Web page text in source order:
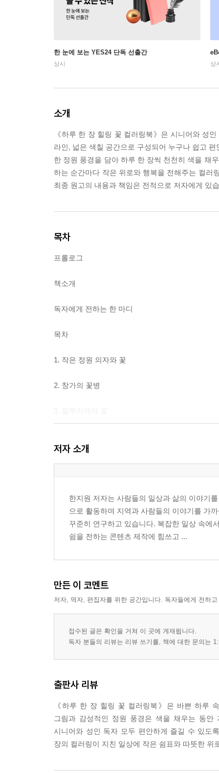
한 눈에 보는 YES24 단독 선출간
상시 상
소개
《하루 한 장 힐링 꽃 컬러링북》은 시니어와 성
라인, 넓은 색칠 공간으로 구성되어 누구나 쉽고
한 정원 풍경을 담아 하루 한 장씩 천천히 색을 채
하는 순간마다 작은 위로와 행복을 전해주는 컬러
최종 원고의 내용과 책임은 전적으로 저자에게 있
목차
프롤로그
책소개
독자에게 전하는 한 마디
목차
1. 작은 정원 의자와 꽃
2. 창가의 꽃병
5. 정원 울타리와 화분
7. 햇살 아래 꽃화분
8. 꽃과 작은 새집
10. 꽃길 산책 풍경
11. 여름 해바라기
12. 가을 국화
14. 봄 수선화
15. 코스모스 꽃밭
16. 수국 화분
저자 소개
한지원 저자는 사람들의 일상과 삶의 이야기
으로 활동하며 지역과 사람들의 이야기를 가
꾸준히 연구하고 있습니다. 복잡한 일상 속에
쉼을 전하는 콘텐츠 제작에 힘쓰고 ...
만든 이 코멘트
저자, 역자, 편집자를 위한 공간입니다. 독자들에게 전하
접수된 글은 확인을 거쳐 이 곳에 게재됩니다.
독자 분들의 리뷰는 리뷰 쓰기를, 책에 대한 문의는
출판사 리뷰
《하루 한 장 힐링 꽃 컬러링북》은 바쁜 하루
그림과 감성적인 정원 풍경은 색을 채우는 동
시니어와 성인 독자 모두 편안하게 즐길 수 있도
장의 컬러링이 지친 일상에 작은 쉼표와 따뜻한 위